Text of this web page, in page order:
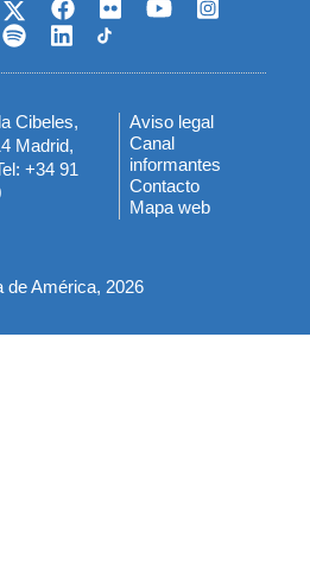
Cibeles,
Madrid,
+34 91
Menú
del
pie
Aviso legal
Canal
informantes
Contacto
Mapa web
de América, 2026